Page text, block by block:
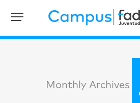
Monthly Archives